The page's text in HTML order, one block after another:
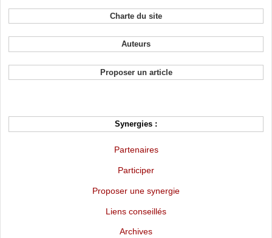
Charte du site
Auteurs
Proposer un article
Synergies :
Partenaires
Participer
Proposer une synergie
Liens conseillés
Archives